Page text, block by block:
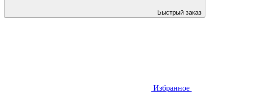
Быстрый заказ
Избранное